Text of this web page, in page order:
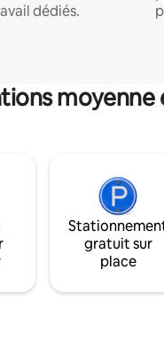
dédiés.
gratuit sur
place